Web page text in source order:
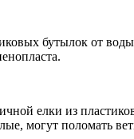
бутылок от
елки из
могут поломать